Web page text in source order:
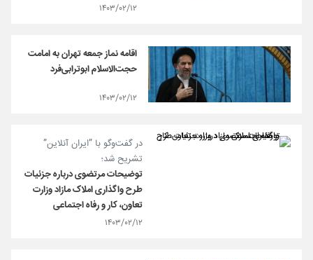
۱۴۰۳/۰۲/۱۲
اقامه نماز جمعه تهران به امامت
حجت‌الاسلام ابوترابی‌فرد
۱۴۰۳/۰۲/۱۲
در گفت‌وگو با ”ایران آنلاین”
تشریح شد؛
توضیحات مرتضوی درباره جزئیات
طرح واگذاری املاک مازاد وزارت
تعاون، کار و رفاه اجتماعی
۱۴۰۳/۰۲/۱۲